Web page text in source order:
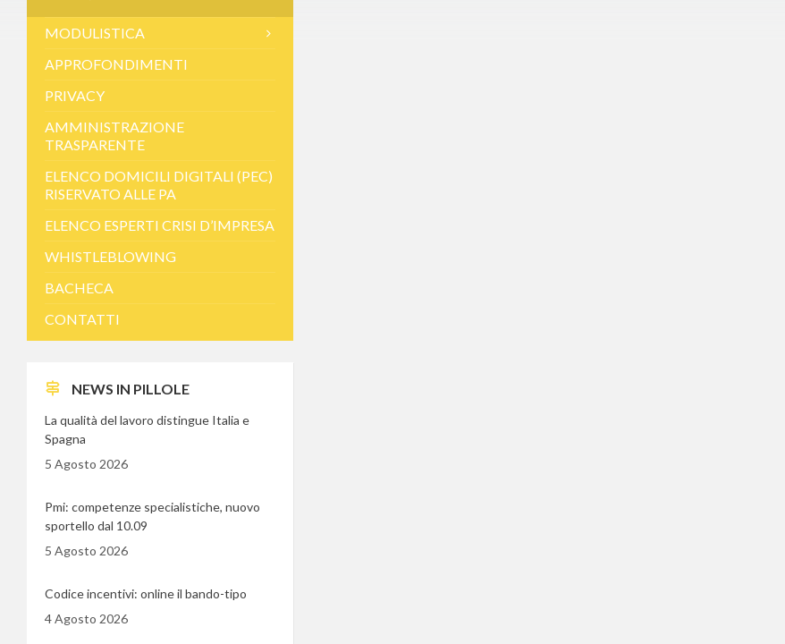
MODULISTICA
APPROFONDIMENTI
PRIVACY
AMMINISTRAZIONE
TRASPARENTE
ELENCO DOMICILI DIGITALI (PEC)
RISERVATO ALLE PA
ELENCO ESPERTI CRISI D’IMPRESA
WHISTLEBLOWING
BACHECA
CONTATTI
NEWS IN PILLOLE
La qualità del lavoro distingue Italia e
Spagna
5 Agosto 2026
Pmi: competenze specialistiche, nuovo
sportello dal 10.09
5 Agosto 2026
Codice incentivi: online il bando-tipo
4 Agosto 2026